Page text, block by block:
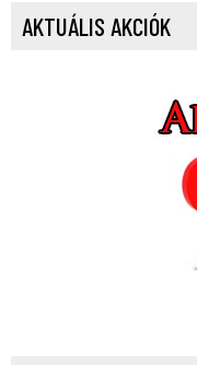
AKTUÁLIS AKCIÓK